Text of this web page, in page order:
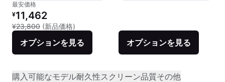
最安価格
リファービッシュ品の価格：
¥11,462
¥23,800 (新品価格)
オプションを見る オプションを見る
購入可能なモデル耐久性スクリーン品質その他